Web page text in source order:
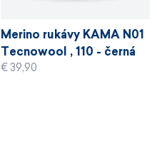
Merino rukávy KAMA N01
Tecnowool , 110 - černá
€ 39,90